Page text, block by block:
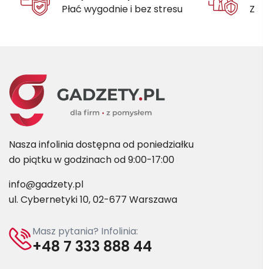
Płać wygodnie i bez stresu
Nasza infolinia dostępna od poniedziałku
do piątku w godzinach od 9:00-17:00
info@gadzety.pl
ul. Cybernetyki 10, 02-677 Warszawa
Masz pytania? Infolinia:
+48 7 333 888 44